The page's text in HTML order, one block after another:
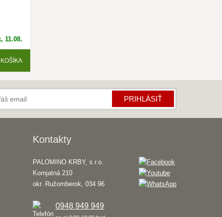
11.08.
PRIHLÁSIŤ
Kontakty
PALOMINO KRBY, s.r.o.
Komjatná 210
okr. Ružomberok, 034 96
0948 949 949